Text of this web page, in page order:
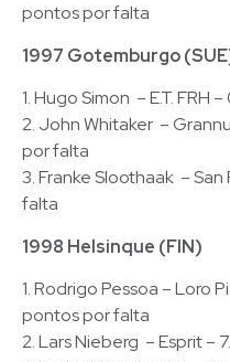
pontos por falta
1997 Gotemburgo
1. Hugo Simon – E.T. FRH
2. John Whitaker –
por falta
3. Franke Sloothaak –
falta
1998 Helsinque (FIN)
1. Rodrigo Pessoa – Loro
pontos por falta
2. Lars Nieberg – Esprit –